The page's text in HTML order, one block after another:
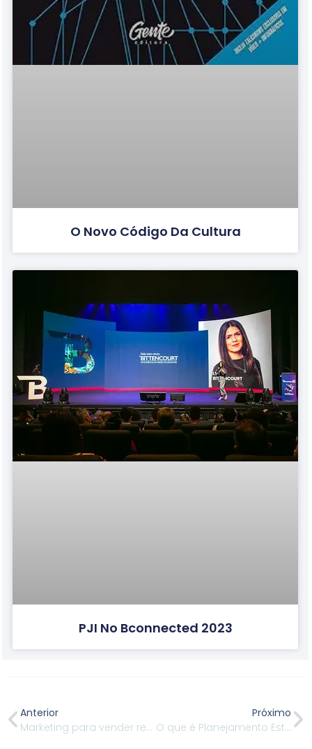
O Novo Código Da Cultura
PJI No Bconnected 2023
Anterior
Marketing para vender realização
Próximo
O que é Planejamento Estratégico